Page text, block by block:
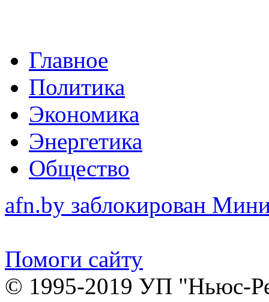
Главное
Политика
Экономика
Энергетика
Общество
afn.by заблокирован
Помоги сайту
© 1995-2019 УП "Ньюс-